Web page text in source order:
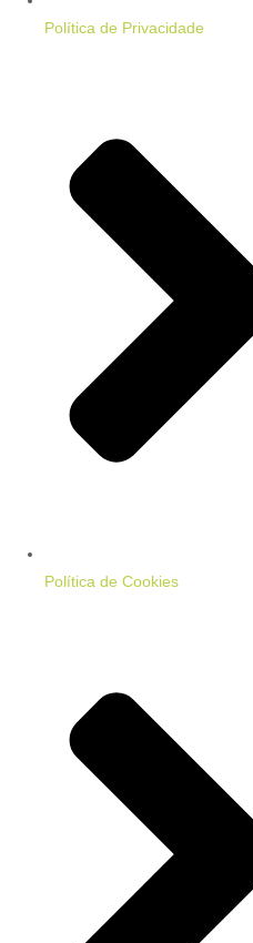
Política de Privacidade
Política de Cookies